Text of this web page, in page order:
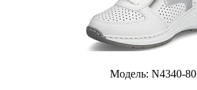
Модель: N4340-80